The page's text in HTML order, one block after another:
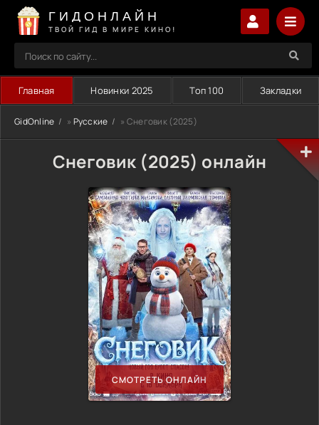
ГИДОНЛАЙН
ТВОЙ ГИД В МИРЕ КИНО!
Главная Новинки 2025 Топ 100 Закладки
GidOnline » Русские » Снеговик (2025)
Снеговик (2025) онлайн
СМОТРЕТЬ ОНЛАЙН